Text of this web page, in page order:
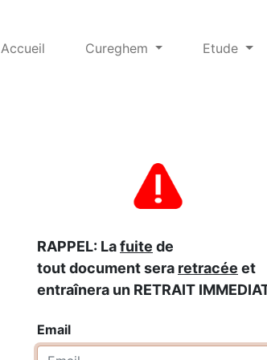
Accueil Cureghem Etude
RAPPEL: Lafuite de
tout document sera retracée et
entraînera un RETRAIT
Email